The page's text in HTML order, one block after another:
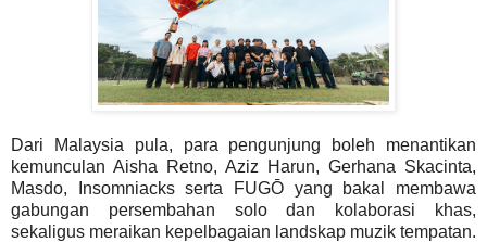
Dari Malaysia pula, para pengunjung boleh menantikan
kemunculan Aisha Retno, Aziz Harun, Gerhana Skacinta,
Masdo, Insomniacks serta FUGŌ yang bakal membawa
gabungan persembahan solo dan kolaborasi khas,
sekaligus meraikan kepelbagaian landskap muzik tempatan.